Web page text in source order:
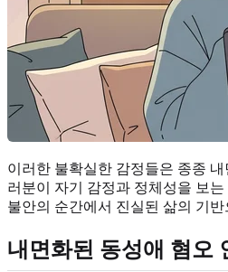
이러한 불확실한 감정들은 종종
러분이 자기 감정과 정체성을 보
불안의 순간에서 진실된 삶의 기
내면화된 동성애 혐오